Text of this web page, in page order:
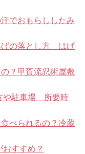
でおもらししたみ
げの落とし方 はげ
？甲賀流忍術屋敷
や駐車場 所要時
べられるの？冷蔵
すすめ？